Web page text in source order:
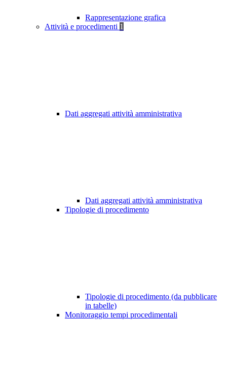
Rappresentazione grafica
Attività e procedimenti 1
Dati aggregati attività amministrativa
Dati aggregati attività amministrativa
Tipologie di procedimento
Tipologie di procedimento (da pubblicare
in tabelle)
Monitoraggio tempi procedimentali